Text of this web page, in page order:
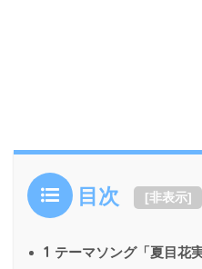
目次 [非表示]
1 テーマソング「夏目花